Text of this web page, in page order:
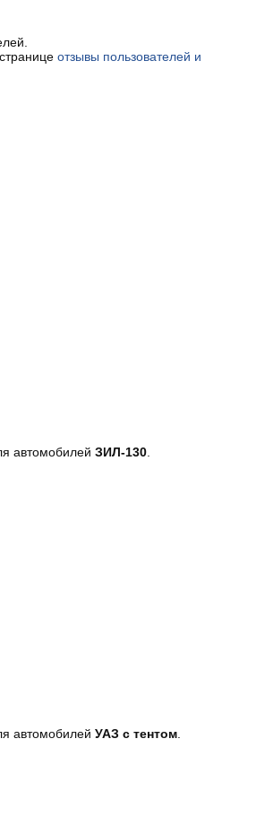
отзывы пользователей и
автомобилей ЗИЛ-130.
автомобилей УАЗ с тентом.